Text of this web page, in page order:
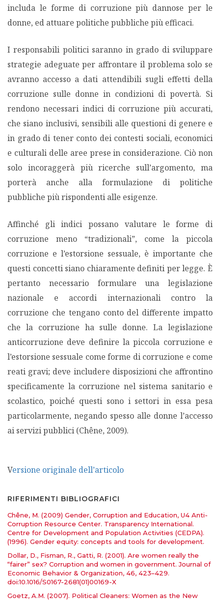
includa le forme di corruzione più dannose per le
donne, ed attuare politiche pubbliche più efficaci.
I responsabili politici saranno in grado di sviluppare
strategie adeguate per affrontare il problema solo se
avranno accesso a dati attendibili sugli effetti della
corruzione sulle donne in condizioni di povertà. Si
rendono necessari indici di corruzione più accurati,
che siano inclusivi, sensibili alle questioni di genere e
in grado di tener conto dei contesti sociali, economici
e culturali delle aree prese in considerazione. Ciò non
solo incoraggerà più ricerche sull’argomento, ma
porterà anche alla formulazione di politiche
pubbliche più rispondenti alle esigenze.
Affinché gli indici possano valutare le forme di
corruzione meno “tradizionali”, come la piccola
corruzione e l’estorsione sessuale, è importante che
questi concetti siano chiaramente definiti per legge. È
pertanto necessario formulare una legislazione
nazionale e accordi internazionali contro la
corruzione che tengano conto del differente impatto
che la corruzione ha sulle donne. La legislazione
anticorruzione deve definire la piccola corruzione e
l’estorsione sessuale come forme di corruzione e come
reati gravi; deve includere disposizioni che affrontino
specificamente la corruzione nel sistema sanitario e
scolastico, poiché questi sono i settori in essa pesa
particolarmente, negando spesso alle donne l’accesso
ai servizi pubblici (Chêne, 2009).
Versione originale dell’articolo
RIFERIMENTI BIBLIOGRAFICI
Chêne, M. (2009) Gender, Corruption and Education, U4 Anti-
Corruption Resource Center. Transparency International.
Centre for Development and Population Activities (CEDPA).
(1996). Gender equity: concepts and tools for development.
Dollar, D., Fisman, R., Gatti, R. (2001). Are women really the
“fairer” sex? Corruption and women in government. Journal of
Economic Behavior & Organization, 46, 423–429.
doi:10.1016/S0167-2681(01)00169-X
Goetz, A.M. (2007). Political Cleaners: Women as the New